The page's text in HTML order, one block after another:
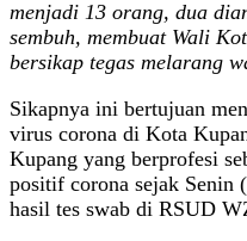
menjadi 13 orang, dua
sembuh, membuat Wali
bersikap tegas melarang
Sikapnya ini bertujuan
virus corona di Kota
Kupang yang berprofesi
positif corona sejak Senin
hasil tes swab di RSUD